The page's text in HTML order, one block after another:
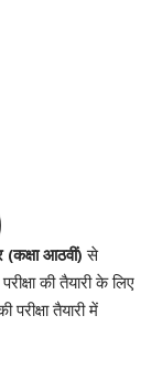
(कक्षा आठवीं) से
की तैयारी के लिए
तैयारी में